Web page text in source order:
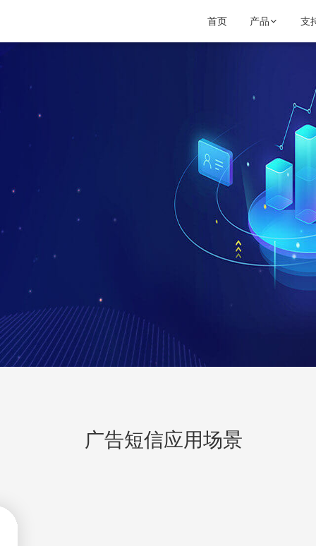
首页 产品  支
广告短信应用场景